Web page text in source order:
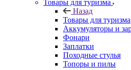
Товары для туризма
Назад
Товары для туризма
Аккумуляторы и
Фонари
Заплатки
Походные стулья
Топоры и пилы